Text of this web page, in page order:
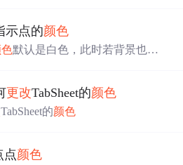
示点的颜色
默认是白色，此时若背景也是
更改TabSheet的颜色
TabSheet的颜色
点颜色